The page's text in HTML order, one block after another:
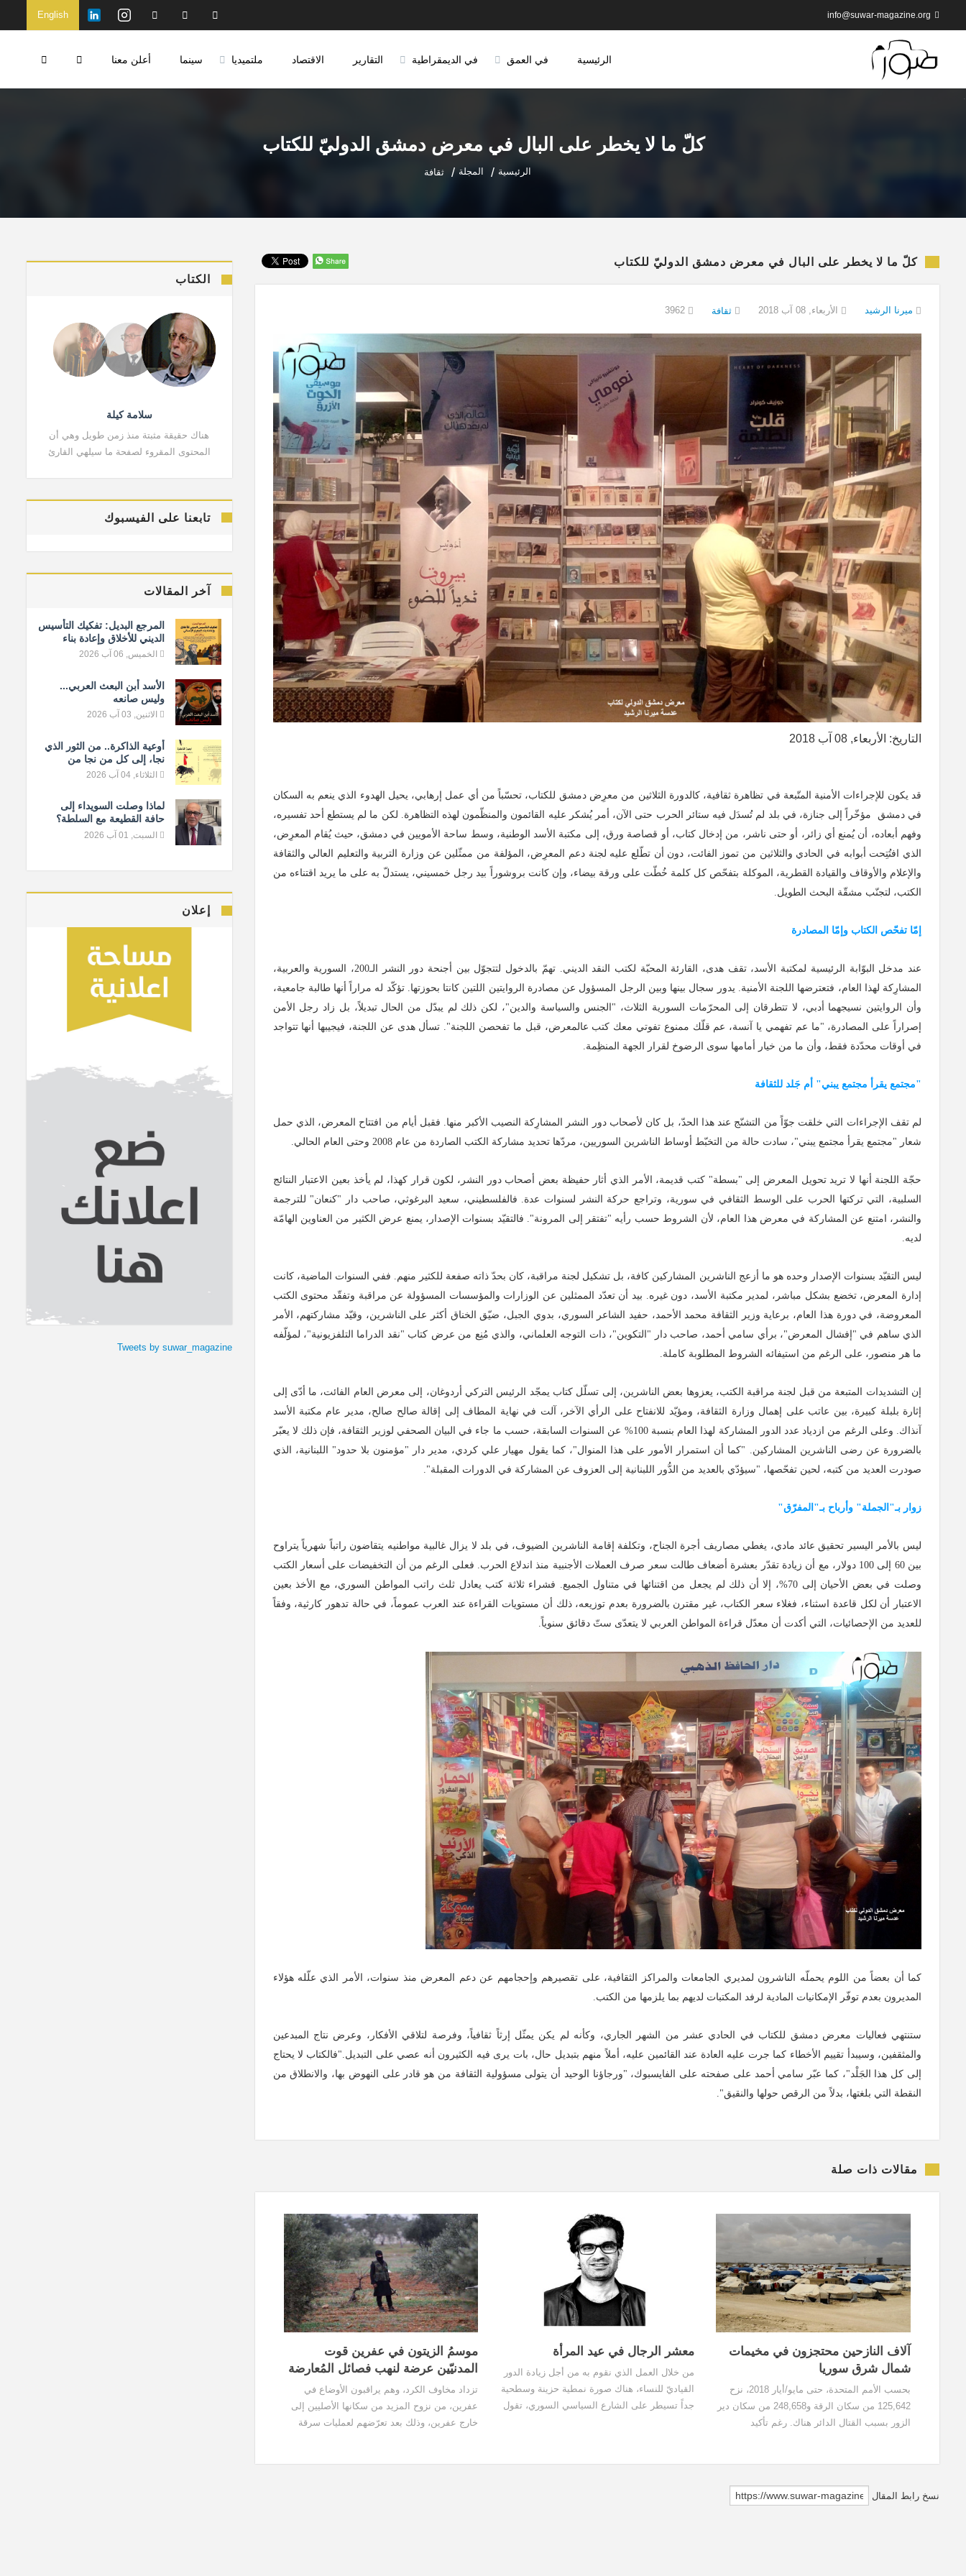
English info@suwar-magazine.org
الرئيسية في العمق في الديمقراطية التقارير الاقتصاد ملتميديا سينما أعلن معنا
كلّ ما لا يخطر على البال في معرض دمشق الدوليّ للكتاب
الرئيسية المجلة ثقافة
كلّ ما لا يخطر على البال في معرض دمشق الدوليّ للكتاب
ميرنا الرشيد الأربعاء, 08 آب 2018 ثقافة
التاريخ: الأربعاء, 08 آب 2018
قد يكون للإجراءات الأمنية المتّبعة في تظاهرة ثقافية، كالدورة الثلاثين من معرِض دمشق للكتاب، تحسّباً من أي عمل إرهابي، يحيل الهدوء الذي ينعم به السكان
في دمشق مؤخّراً إلى جنازة، في بلد لم تُسدَل فيه ستائر الحرب حتى الآن، أمر يُشكر عليه القائمون والمنظّمون لهذه التظاهرة. لكن ما لم يستطع أحد تفسيره،
وفهم أبعاده، أن يُمنع أي زائر، أو حتى ناشر، من إدخال كتاب، أو قصاصة ورق، إلى مكتبة الأسد الوطنية، وسط ساحة الأمويين في دمشق، حيث يُقام المعرِض،
الذي افتُتِحت أبوابه في الحادي والثلاثين من تموز الفائت، دون أن تطّلع عليه لجنة دعم المعرِض، المؤلفة من ممثّلين عن وزارة التربية والتعليم العالي والثقافة
والإعلام والأوقاف والقيادة القطرية، الموكلة بتفحّص كل كلمة خُطّت على ورقة بيضاء، وإن كانت بروشوراً بيد رجل خمسيني، يستدلّ به على ما يريد اقتناءه من
الكتب، لتجنّب مشقّة البحث الطويل.
إمّا تفحّص الكتاب وإمّا المصادرة
عند مدخل البوّابة الرئيسية لمكتبة الأسد، تقف هدى، القارئة المحبّة لكتب النقد الديني. تهمّ بالدخول لتتجوّل بين أجنحة دور النشر الـ200، السورية والعربية،
المشارِكة لهذا العام، فتعترضها اللجنة الأمنية. يدور سجال بينها وبين الرجل المسؤول عن مصادرة الروايتين اللتين كانتا بحوزتها. تؤكّد له مراراً أنها طالبة جامعية،
وأن الروايتين نسيجهما أدبي، لا تتطرقان إلى المحرّمات السورية الثلاث، "الجنس والسياسة والدين"، لكن ذلك لم يبدّل من الحال تبديلاً، بل زاد رجل الأمن
إصراراً على المصادرة، "ما عم تفهمي يا آنسة، عم قلّك ممنوع تفوتي معك كتب عالمعرض، قبل ما تفحصن اللجنة". تسأل هدى عن اللجنة، فيجيبها أنها تتواجد
في أوقات محدّدة فقط، وأن ما من خيار أمامها سوى الرضوخ لقرار الجهة المنظِمة.
"مجتمع يقرأ مجتمع يبني" أم جَلد للثقافة
لم تقف الإجراءات التي خلقت جوّاً من التشنّج عند هذا الحدّ، بل كان لأصحاب دور النشر المشارِكة النصيب الأكبر منها. فقبل أيام من افتتاح المعرض، الذي حمل
شعار "مجتمع يقرأ مجتمع يبني"، سادت حالة من التخبّط أوساط الناشرين السوريين، مردّها تحديد مشاركة الكتب الصاردة من عام 2008 وحتى العام الحالي.
حجّة اللجنة أنها لا تريد تحويل المعرض إلى "بسطة" كتب قديمة، الأمر الذي أثار حفيظة بعض أصحاب دور النشر، لكون قرار كهذا، لم يأخذ بعين الاعتبار النتائج
السلبية، التي تركتها الحرب على الوسط الثقافي في سورية، وتراجع حركة النشر لسنوات عدة. فالفلسطيني، سعيد البرغوثي، صاحب دار "كنعان" للترجمة
والنشر، امتنع عن المشاركة في معرض هذا العام، لأن الشروط حسب رأيه "تفتقر إلى المرونة". فالتقيّد بسنوات الإصدار، يمنع عرض الكثير من العناوين الهامّة
لديه.
ليس التقيّد بسنوات الإصدار وحده هو ما أزعج الناشرين المشاركين كافة، بل تشكيل لجنة مراقبة، كان بحدّ ذاته صفعة للكثير منهم. ففي السنوات الماضية، كانت
إدارة المعرض، تخضع بشكل مباشر، لمدير مكتبة الأسد، دون غيره. بيد أن تعدّد الممثلين عن الوزارات والمؤسسات المسؤولة عن مراقبة وتفقّد محتوى الكتب
المعروضة، في دورة هذا العام، برعاية وزير الثقافة محمد الأحمد، حفيد الشاعر السوري، بدوي الجبل، ضيّق الخناق أكثر على الناشرين، وقيّد مشاركتهم، الأمر
الذي ساهم في "إفشال المعرض"، برأي سامي أحمد، صاحب دار "التكوين"، ذات التوجه العلماني، والذي مُنِع من عرض كتاب "نقد الدراما التلفزيونية"، لمؤلّفه
ما هر منصور، على الرغم من استيفائه الشروط المطلوبة كاملة.
إن التشديدات المتبعة من قبل لجنة مراقبة الكتب، يعزوها بعض الناشرين، إلى تسلّل كتاب يمجّد الرئيس التركي أردوغان، إلى معرض العام الفائت، ما أدّى إلى
إثارة بلبلة كبيرة، بين عاتب على إهمال وزارة الثقافة، ومؤيّد للانفتاح على الرأي الآخر، آلت في نهاية المطاف إلى إقالة صالح صالح، مدير عام مكتبة الأسد
آنذاك. وعلى الرغم من ازدياد عدد الدور المشاركة لهذا العام بنسبة 100% عن السنوات السابقة، حسب ما جاء في البيان الصحفي لوزير الثقافة، فإن ذلك لا يعبّر
بالضرورة عن رضى الناشرين المشاركين. "كما أن استمرار الأمور على هذا المنوال"، كما يقول مهيار علي كردي، مدير دار "مؤمنون بلا حدود" اللبنانية، الذي
صودرت العديد من كتبه، لحين تفحّصها، "سيؤدّي بالعديد من الدُّور اللبنانية إلى العزوف عن المشاركة في الدورات المقبلة".
زوار بـ"الجملة" وأرباح بـ"المفرّق"
ليس بالأمر اليسير تحقيق عائد مادي، يغطي مصاريف أجرة الجناح، وتكلفة إقامة الناشرين الضيوف، في بلد لا يزال غالبية مواطنيه يتقاضون راتباً شهرياً يتراوح
بين 60 إلى 100 دولار، مع أن زيادة تقدّر بعشرة أضعاف طالت سعر صرف العملات الأجنبية منذ اندلاع الحرب. فعلى الرغم من أن التخفيضات على أسعار الكتب
وصلت في بعض الأحيان إلى 70%، إلا أن ذلك لم يجعل من اقتنائها في متناول الجميع. فشراء ثلاثة كتب يعادل ثلث راتب المواطن السوري، مع الأخذ بعين
الاعتبار أن لكل قاعدة اسثناء، فغلاء سعر الكتاب، غير مقترن بالضرورة بعدم توزيعه، ذلك أن مستويات القراءة عند العرب عموماً، في حالة تدهور كارثية، وفقاً
للعديد من الإحصائيات، التي أكدت أن معدّل قراءة المواطن العربي لا يتعدّى ستّ دقائق سنوياً.
كما أن بعضاً من اللوم يحملّه الناشرون لمديري الجامعات والمراكز الثقافية، على تقصيرهم وإحجامهم عن دعم المعرض منذ سنوات، الأمر الذي علّله هؤلاء
المديرون بعدم توفّر الإمكانيات المادية لرفد المكتبات لديهم بما يلزمها من الكتب.
ستنتهي فعاليات معرض دمشق للكتاب في الحادي عشر من الشهر الجاري، وكأنه لم يكن يمثّل إرثاً ثقافياً، وفرصة لتلاقي الأفكار، وعرض نتاج المبدعين
والمثقفين، وسيبدأ تقييم الأخطاء كما جرت عليه العادة عند القائمين عليه، أملاً منهم بتبديل حال، بات يرى فيه الكثيرون أنه عصي على التبديل."فالكتاب لا يحتاج
إلى كل هذا الجَلْد"، كما عبّر سامي أحمد على صفحته على الفايسبوك، "ورجاؤنا الوحيد أن يتولى مسؤولية الثقافة من هو قادر على النهوض بها، والانطلاق من
النقطة التي بلغتها، بدلاً من الرقص حولها والنقيق".
مقالات ذات صلة
آلاف النازحين محتجزون في مخيمات
شمال شرق سوريا
بحسب الأمم المتحدة، حتى مايو/أيار 2018، نزح
125,642 من سكان الرقة و248,658 من سكان دير
الزور بسبب القتال الدائر هناك. رغم تأكيد
زالت تثير قلقاً.
معشر الرجال في عيد المرأة
من خلال العمل الذي نقوم به من أجل زيادة الدور
القياديّ للنساء، هناك صورة نمطية حزينة وسطحية
جداً تسيطر على الشارع السياسي السوري، تقول
موسمُ الزيتون في عفرين قوت
المدنيّين عرضة لنهب فصائل المُعارضة
تزداد مخاوف الكرد، وهم يراقبون الأوضاع في
عفرين، من نزوح المزيد من سكانها الأصليين إلى
خارج عفرين، وذلك بعد تعرّضهم لعمليات سرقة
نسخ رابط المقال
الكتاب
سلامة كيلة
هناك حقيقة مثبتة منذ زمن طويل وهي أن
المحتوى المقروء لصفحة ما سيلهي القارئ
تابعنا على الفيسبوك
آخر المقالات
المرجع البديل: تفكيك التأسيس
الديني للأخلاق وإعادة بناء
المعيار الإنساني
الخميس, 06 آب 2026
الأسد أبن البعث العربي...
وليس صانعه
الاثنين, 03 آب 2026
أوعية الذاكرة.. من الثور الذي
نجا، إلى كل من نجا من
النسيان
الثلاثاء, 04 آب 2026
لماذا وصلت السويداء إلى
حافة القطيعة مع السلطة؟
السبت, 01 آب 2026
إعلان
Tweets by suwar_magazine